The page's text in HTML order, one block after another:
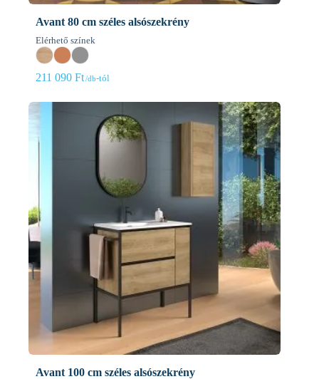
Avant 80 cm széles alsószekrény
Elérhető színek
211 090 Ft -tól
Avant 100 cm széles alsószekrény